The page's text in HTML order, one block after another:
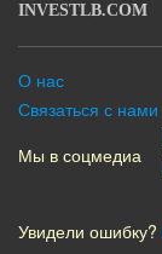
INVESTLB.COM
О нас
Связаться с нами
Мы в соцмедиа
Увидели ошибку?